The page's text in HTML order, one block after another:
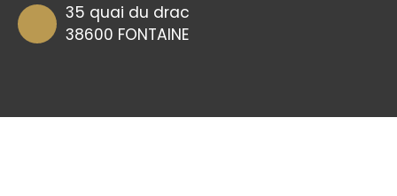
35 quai du drac
38600 FONTAINE